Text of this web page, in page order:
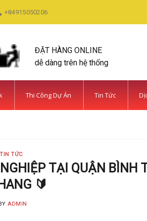
+84915050206
ĐẶT HÀNG ONLINE
dễ dàng trên hệ thống
Thi Công Dự Án Tin Tức
TẠI CÁC KHU VỰC TIN TỨC
SIÊU AN NINH VÀ
Camera Minh Khang là đơn vị hàng
CONTINUE READING
TIN TỨC
TẠI QUẬN BÌNH
🔰
ADMIN